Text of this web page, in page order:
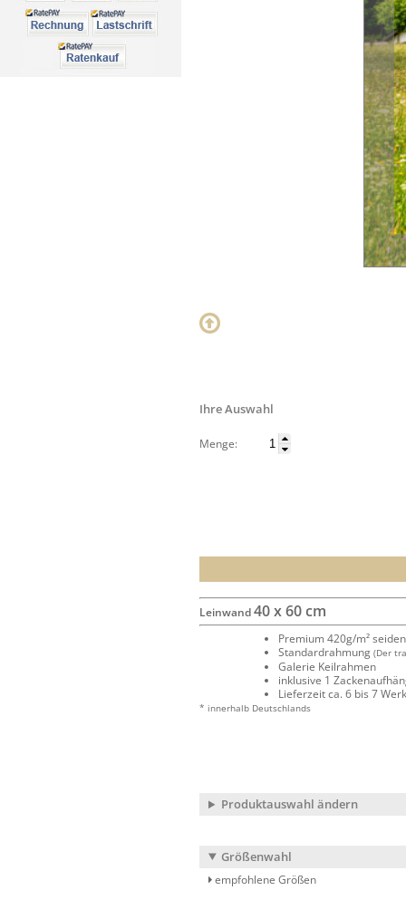
Ihre Auswahl
Menge:
Leinwand40 x 60 cm
Premium 420g/m²
Standardrahmung (Der
Galerie Keilrahmen
inklusive 1
Lieferzeit ca. 6 bis 7
* innerhalb Deutschlands
Produktauswahl ändern
Größenwahl
empfohlene Größen